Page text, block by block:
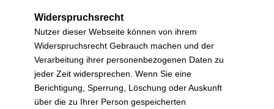
Widerspruchsrecht
Nutzer dieser Webseite können von ihrem
Widerspruchsrecht Gebrauch machen und der
Verarbeitung ihrer personenbezogenen Daten zu
jeder Zeit widersprechen. Wenn Sie eine
Berichtigung, Sperrung, Löschung oder Auskunft
über die zu Ihrer Person gespeicherten